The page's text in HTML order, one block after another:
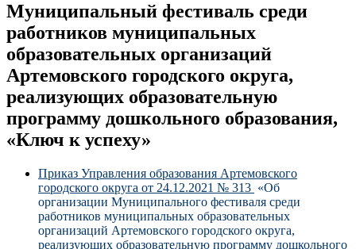
Муниципальный фестиваль среди
работников муниципальных
образовательных организаций
Артемовского городского округа,
реализующих образовательную
программу дошкольного образования,
«Ключ к успеху»
Приказ Управления образования Артемовского
городского округа от 24.12.2021 № 313 «Об
организации Муниципального фестиваля среди
работников муниципальных образовательных
организаций Артемовского городского округа,
реализующих образовательную программу дошкольного